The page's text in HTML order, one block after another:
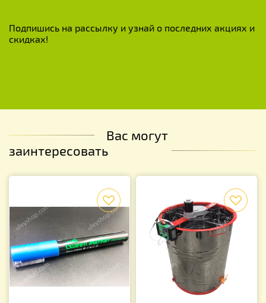
Подпишись на рассылку и узнай о последних акциях и
скидках!
Вас могут
заинтересовать